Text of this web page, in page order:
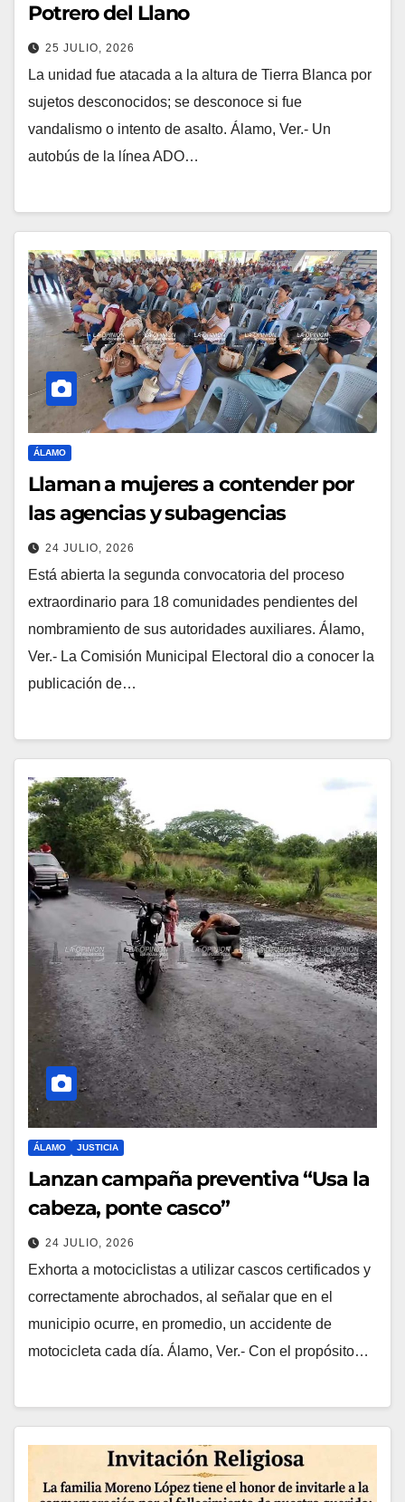
Potrero del Llano
25 JULIO, 2026
La unidad fue atacada a la altura de Tierra Blanca por
sujetos desconocidos; se desconoce si fue
vandalismo o intento de asalto. Álamo, Ver.- Un
autobús de la línea ADO…
ÁLAMO
Llaman a mujeres a contender por
las agencias y subagencias
24 JULIO, 2026
Está abierta la segunda convocatoria del proceso
extraordinario para 18 comunidades pendientes del
nombramiento de sus autoridades auxiliares. Álamo,
Ver.- La Comisión Municipal Electoral dio a conocer la
publicación de…
ÁLAMO JUSTICIA
Lanzan campaña preventiva “Usa la
cabeza, ponte casco”
24 JULIO, 2026
Exhorta a motociclistas a utilizar cascos certificados y
correctamente abrochados, al señalar que en el
municipio ocurre, en promedio, un accidente de
motocicleta cada día. Álamo, Ver.- Con el propósito…